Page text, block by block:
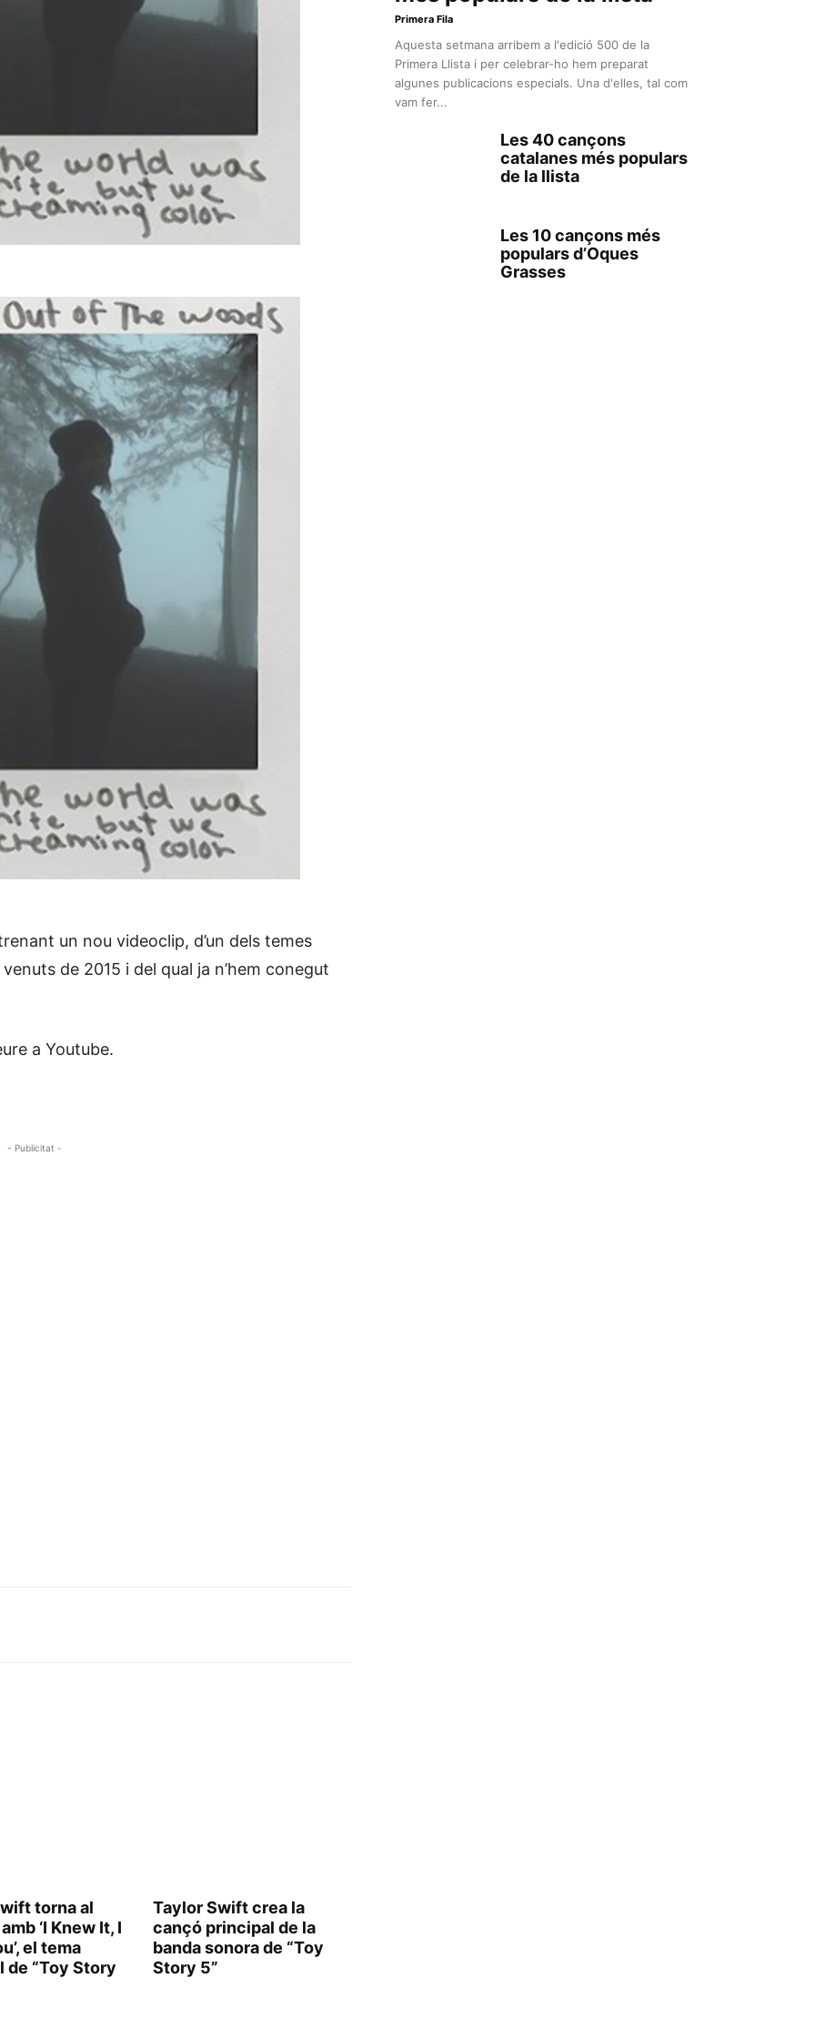
un nou videoclip, d’un dels temes
de 2015 i del qual ja n’hem conegut
a Youtube.
- Publicitat -
torna al
‘I Knew It, I
el tema
de “Toy Story
Taylor Swift crea la
cançó principal de la
banda sonora de “Toy
Story 5”
Primera Fila
Aquesta setmana arribem a l'edició 500 de la
Primera Llista i per celebrar-ho hem preparat
algunes publicacions especials. Una d'elles, tal com
vam fer...
Les 40 cançons
catalanes més populars
de la llista
Les 10 cançons més
populars d’Oques
Grasses